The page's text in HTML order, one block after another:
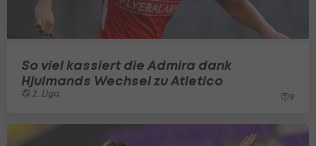
So viel kassiert die Admira dank
Hjulmands Wechsel zu Atletico
2. Liga 9